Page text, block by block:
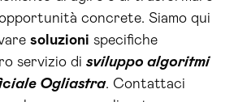
concrete. Siamo qui
soluzioni specifiche
servizio di sviluppo algoritmi
Ogliastra. Contattaci